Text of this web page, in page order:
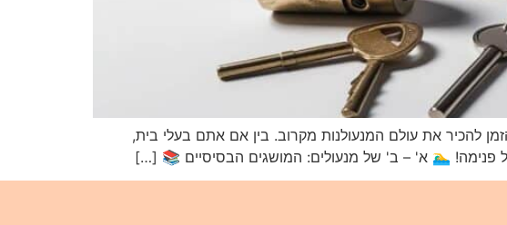
להכיר את עולם המנעולנות מקרוב. בין אם אתם בעלי בית,
פנימה! 🏊‍♂️ א' – ב' של מנעולים: המושגים הבסיסיים 📚 […]